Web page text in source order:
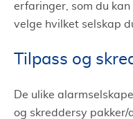
erfaringer, som du kan
velge hvilket selskap
Tilpass og
De ulike
og skreddersy pakker/